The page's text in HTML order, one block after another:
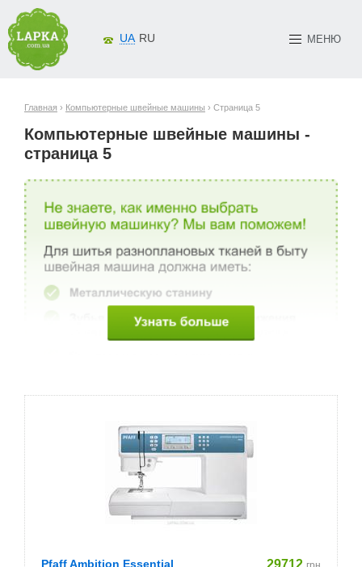
МЕНЮ
UA RU
Главная › Компьютерные швейные машины › Страница 5
Компьютерные швейные машины -
страница 5
Pfaff Ambition Essential